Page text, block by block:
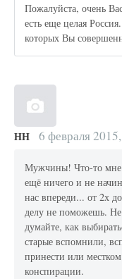
Пожалуйста, очень
есть еще целая
которых Вы
НН 6 февраля
Мужчины! Что-то мне
ещё ничего и не
нас впереди... от 2х
делу не поможешь. Не
думайте, как
старые вспомнили,
принести или
конспирации.